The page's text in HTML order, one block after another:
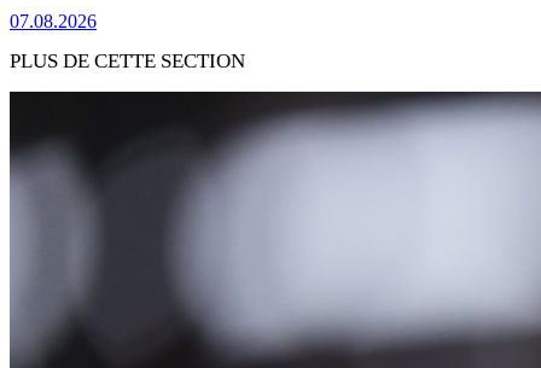
07.08.2026
PLUS DE CETTE SECTION